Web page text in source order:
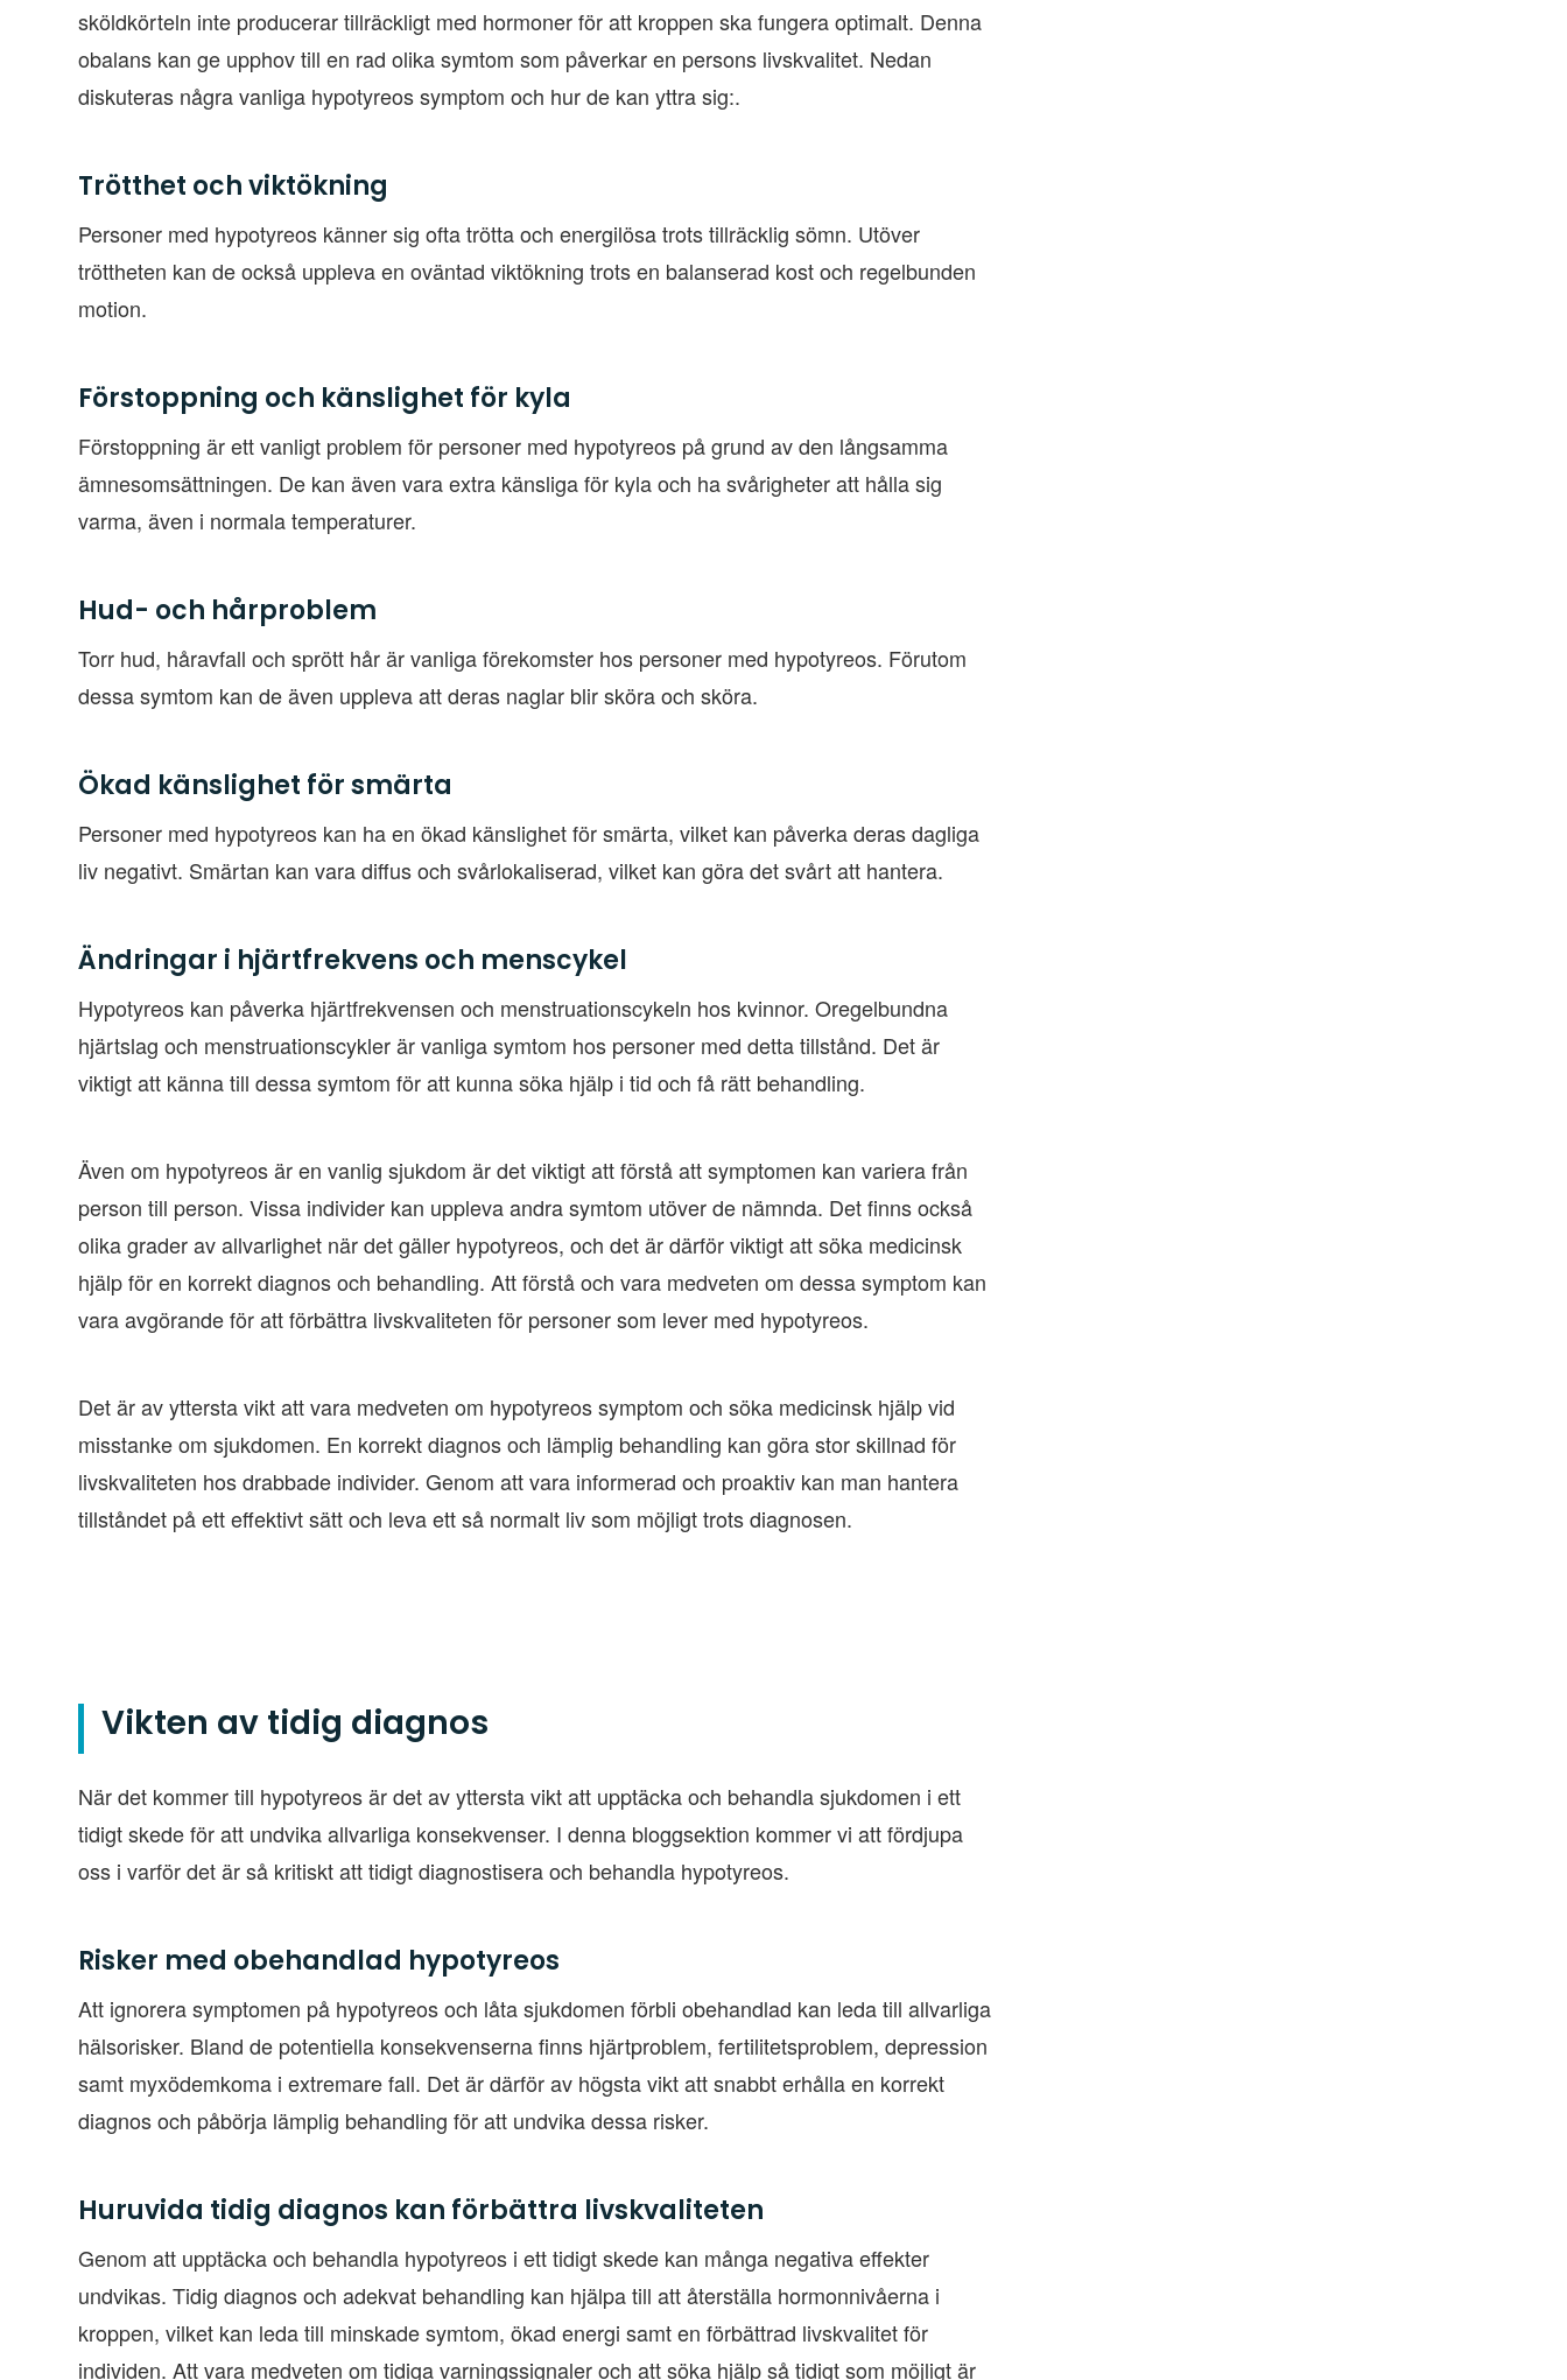
sköldkörteln inte producerar tillräckligt med hormoner för att kroppen ska fungera optimalt. Denna
obalans kan ge upphov till en rad olika symtom som påverkar en persons livskvalitet. Nedan
diskuteras några vanliga hypotyreos symptom och hur de kan yttra sig:.
Trötthet och viktökning
Personer med hypotyreos känner sig ofta trötta och energilösa trots tillräcklig sömn. Utöver
tröttheten kan de också uppleva en oväntad viktökning trots en balanserad kost och regelbunden
motion.
Förstoppning och känslighet för kyla
Förstoppning är ett vanligt problem för personer med hypotyreos på grund av den långsamma
ämnesomsättningen. De kan även vara extra känsliga för kyla och ha svårigheter att hålla sig
varma, även i normala temperaturer.
Hud- och hårproblem
Torr hud, håravfall och sprött hår är vanliga förekomster hos personer med hypotyreos. Förutom
dessa symtom kan de även uppleva att deras naglar blir sköra och sköra.
Ökad känslighet för smärta
Personer med hypotyreos kan ha en ökad känslighet för smärta, vilket kan påverka deras dagliga
liv negativt. Smärtan kan vara diffus och svårlokaliserad, vilket kan göra det svårt att hantera.
Ändringar i hjärtfrekvens och menscykel
Hypotyreos kan påverka hjärtfrekvensen och menstruationscykeln hos kvinnor. Oregelbundna
hjärtslag och menstruationscykler är vanliga symtom hos personer med detta tillstånd. Det är
viktigt att känna till dessa symtom för att kunna söka hjälp i tid och få rätt behandling.
Även om hypotyreos är en vanlig sjukdom är det viktigt att förstå att symptomen kan variera från
person till person. Vissa individer kan uppleva andra symtom utöver de nämnda. Det finns också
olika grader av allvarlighet när det gäller hypotyreos, och det är därför viktigt att söka medicinsk
hjälp för en korrekt diagnos och behandling. Att förstå och vara medveten om dessa symptom kan
vara avgörande för att förbättra livskvaliteten för personer som lever med hypotyreos.
Det är av yttersta vikt att vara medveten om hypotyreos symptom och söka medicinsk hjälp vid
misstanke om sjukdomen. En korrekt diagnos och lämplig behandling kan göra stor skillnad för
livskvaliteten hos drabbade individer. Genom att vara informerad och proaktiv kan man hantera
tillståndet på ett effektivt sätt och leva ett så normalt liv som möjligt trots diagnosen.
Vikten av tidig diagnos
När det kommer till hypotyreos är det av yttersta vikt att upptäcka och behandla sjukdomen i ett
tidigt skede för att undvika allvarliga konsekvenser. I denna bloggsektion kommer vi att fördjupa
oss i varför det är så kritiskt att tidigt diagnostisera och behandla hypotyreos.
Risker med obehandlad hypotyreos
Att ignorera symptomen på hypotyreos och låta sjukdomen förbli obehandlad kan leda till allvarliga
hälsorisker. Bland de potentiella konsekvenserna finns hjärtproblem, fertilitetsproblem, depression
samt myxödemkoma i extremare fall. Det är därför av högsta vikt att snabbt erhålla en korrekt
diagnos och påbörja lämplig behandling för att undvika dessa risker.
Huruvida tidig diagnos kan förbättra livskvaliteten
Genom att upptäcka och behandla hypotyreos i ett tidigt skede kan många negativa effekter
undvikas. Tidig diagnos och adekvat behandling kan hjälpa till att återställa hormonnivåerna i
kroppen, vilket kan leda till minskade symtom, ökad energi samt en förbättrad livskvalitet för
individen. Att vara medveten om tidiga varningssignaler och att söka hjälp så tidigt som möjligt är